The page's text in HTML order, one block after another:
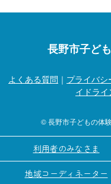
長野市子ど
よくある質問 ｜ プライバシ
イドライ
© 長野市子どもの体
利用者のみなさま
地域コーディネーター